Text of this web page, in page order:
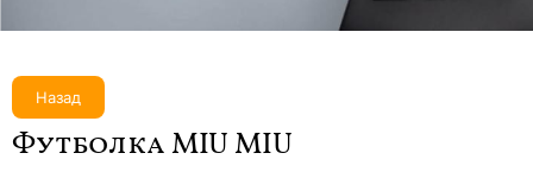
Назад
Футболка MIU MIU